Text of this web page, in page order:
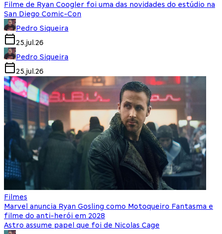
Filme de Ryan Coogler foi uma das novidades do estúdio na
San Diego Comic-Con
Pedro Siqueira
25.jul.26
Pedro Siqueira
25.jul.26
Filmes
Marvel anuncia Ryan Gosling como Motoqueiro Fantasma e
filme do anti-herói em 2028
Astro assume papel que foi de Nicolas Cage